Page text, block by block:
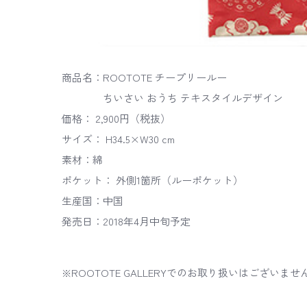
商品名：ROOTOTE チープリールー
ちいさい おうち テキスタイルデザイン
価格： 2,900円（税抜）
サイズ： H34.5×W30 cm
素材：綿
ポケット： 外側1箇所（ルーポケット）
生産国：中国
発売日：2018年4月中旬予定
※ROOTOTE GALLERYでのお取り扱いはございませ